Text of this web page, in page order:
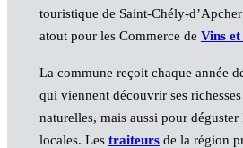
touristique de Saint-Chély-
atout pour les Commerce de Vins
La commune reçoit chaque année
qui viennent découvrir ses
naturelles, mais aussi pour déguster
locales. Les traiteursde la région